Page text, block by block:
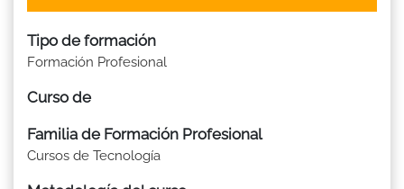
Tipo de formación
Formación Profesional
Curso de
Familia de Formación Profesional
Cursos de Tecnología